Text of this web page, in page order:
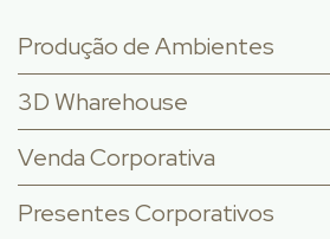
Produção de Ambientes
3D Wharehouse
Venda Corporativa
Presentes Corporativos